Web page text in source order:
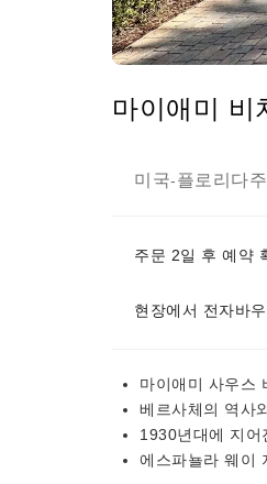
마이애미 비
미국-플로리다주
주문 2일 후 예약
현장에서 전자바
마이애미 사우스
베르사체의 역사
1930년대에 지어
에스파뇰라 웨이